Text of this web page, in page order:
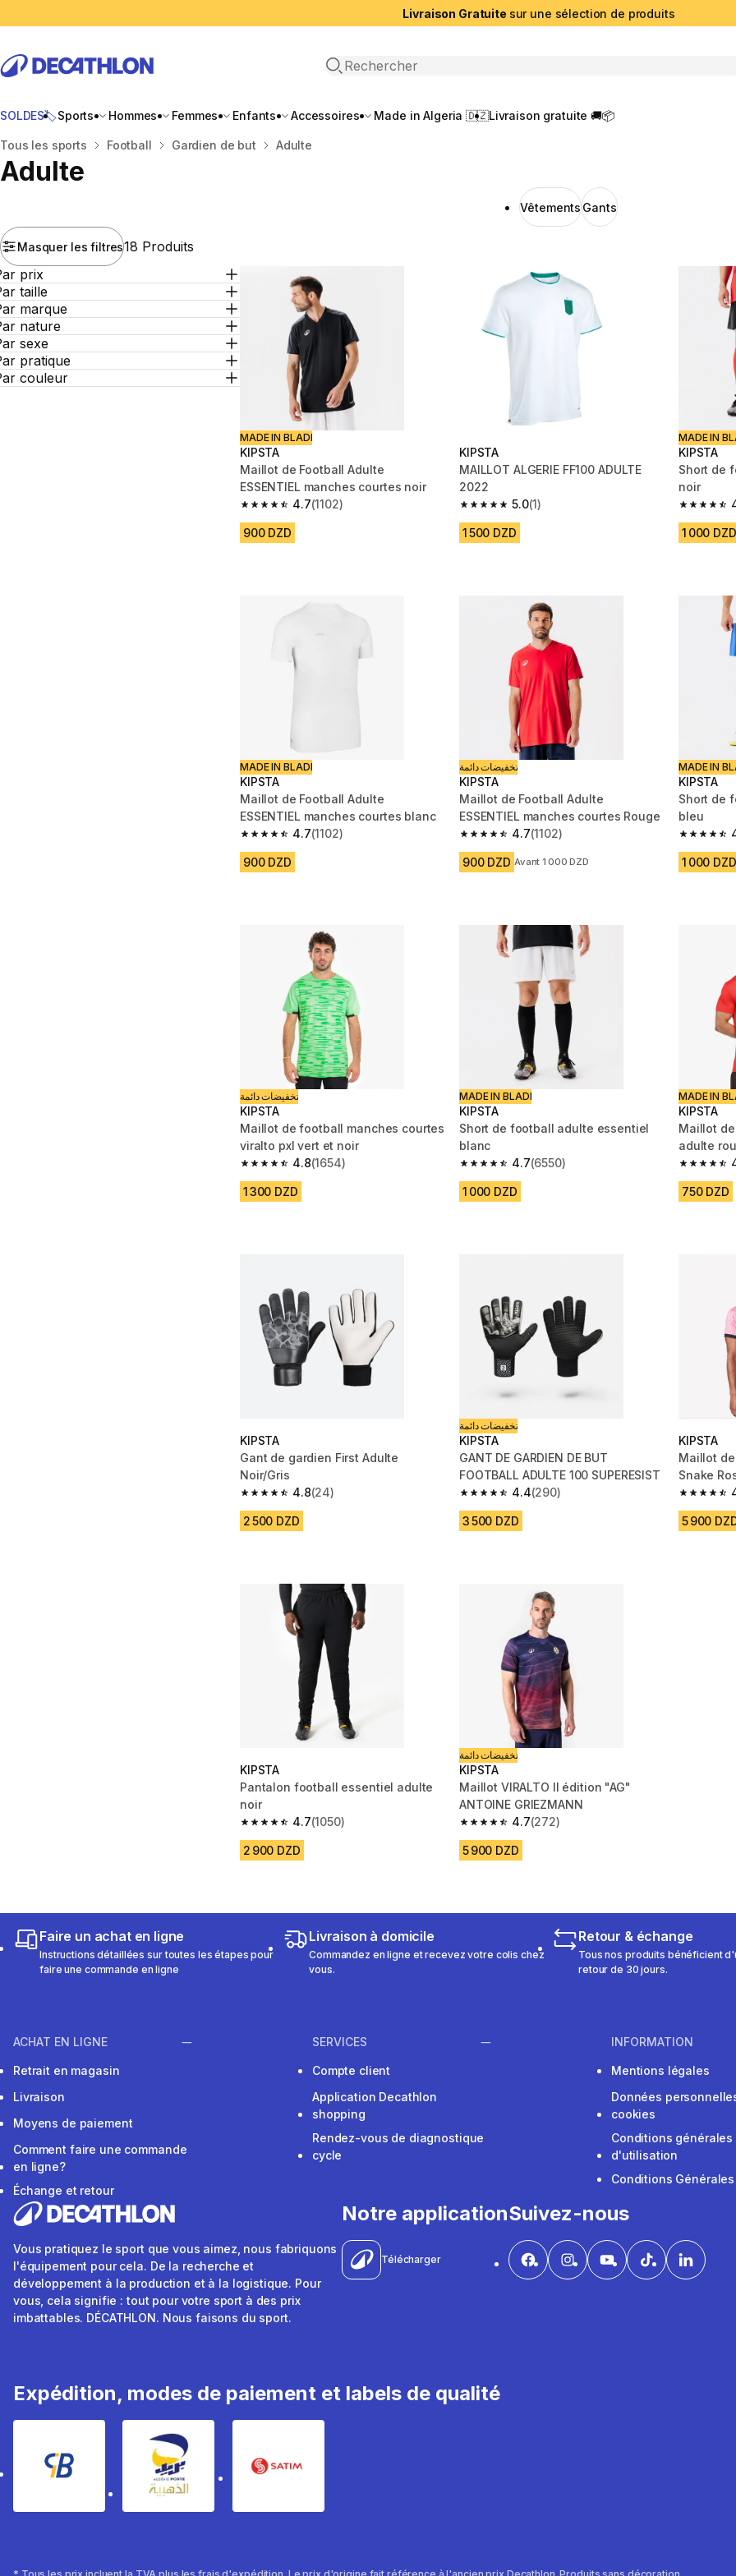
Livraison Gratuite sur une sélection de produits
Recherche ouverte
SOLDES🏷️Sports Hommes Femmes Enfants Accessoires Made in Algeria 🇩🇿Livraison gratuite 🚚📦
Accueil
Tous les sports Football Gardien de but Adulte
Adulte
Vêtements Gants
Masquer les filtres18 Produits
prix
taille
marque
nature
sexe
pratique
couleur
MADE IN BLADI
KIPSTA
Maillot de Football Adulte
ESSENTIEL manches courtes noir
4.7
4.7 out of 5 stars from 1102 reviews
(1102)
900 DZD
KIPSTA
MAILLOT ALGERIE FF100 ADULTE
2022
5.0
5.0 out of 5 stars from 1 reviews
(1)
1 500 DZD
MADE IN
KIPSTA
Short de
noir
4.7 out of
1 000 DZD
MADE IN BLADI
KIPSTA
Maillot de Football Adulte
ESSENTIEL manches courtes blanc
4.7
4.7 out of 5 stars from 1102 reviews
(1102)
900 DZD
تخفيضات دائمة
KIPSTA
Maillot de Football Adulte
ESSENTIEL manches courtes Rouge
4.7
4.7 out of 5 stars from 1102 reviews
(1102)
900 DZD Avant 1 000 DZD
MADE IN
KIPSTA
Short de
bleu
4.7 out of
1 000 DZD
تخفيضات دائمة
KIPSTA
Maillot de football manches courtes
viralto pxl vert et noir
4.8
4.8 out of 5 stars from 1654 reviews
(1654)
1 300 DZD
MADE IN BLADI
KIPSTA
Short de football adulte essentiel
blanc
4.7
4.7 out of 5 stars from 6550 reviews
(6550)
1 000 DZD
MADE IN
KIPSTA
Maillot de
adulte
4.6 out of
750 DZD
KIPSTA
Gant de gardien First Adulte
Noir/Gris
4.8
4.8 out of 5 stars from 24 reviews
(24)
2 500 DZD
تخفيضات دائمة
KIPSTA
GANT DE GARDIEN DE BUT
FOOTBALL ADULTE 100 SUPERESIST
4.4
4.4 out of 5 stars from 290 reviews
(290)
3 500 DZD
KIPSTA
Maillot de
Snake
4.7 out of
5 900
KIPSTA
Pantalon football essentiel adulte
noir
4.7
4.7 out of 5 stars from 1050 reviews
(1050)
2 900 DZD
تخفيضات دائمة
KIPSTA
Maillot VIRALTO II édition "AG"
ANTOINE GRIEZMANN
4.7
4.7 out of 5 stars from 272 reviews
(272)
5 900 DZD
Faire un achat en ligne
Instructions détaillées sur toutes les étapes pour
faire une commande en ligne
Livraison à domicile
Commandez en ligne et recevez votre colis chez
vous.
Retour & échange
Tous nos produits bénéficient
retour de 30 jours.
ACHAT EN LIGNE
Retrait en magasin
Livraison
Moyens de paiement
Comment faire une commande
en ligne?
Échange et retour
SERVICES
Compte client
Application Decathlon
shopping
Rendez-vous de diagnostique
cycle
INFORMATION
Mentions légales
Données
cookies
Conditions générales
d'utilisation
Conditions
Vous pratiquez le sport que vous aimez, nous fabriquons
l'équipement pour cela. De la recherche et
développement à la production et à la logistique. Pour
vous, cela signifie : tout pour votre sport à des prix
imbattables. DÉCATHLON. Nous faisons du sport.
Notre application
Télécharger
Suivez-nous
Expédition, modes de paiement et labels de qualité